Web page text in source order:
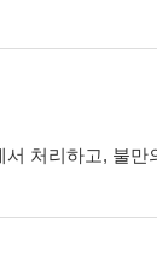
처리하고, 불